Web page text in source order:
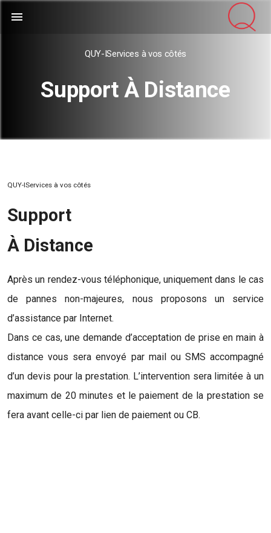
menu
QUY-IServices à vos côtés
Support À Distance
QUY-IServices à vos côtés
Support
À Distance
Après un rendez-vous téléphonique, uniquement dans le cas
de pannes non-majeures, nous proposons un service
d’assistance par Internet.
Dans ce cas, une demande d’acceptation de prise en main à
distance vous sera envoyé par mail ou SMS accompagné
d’un devis pour la prestation. L’intervention sera limitée à un
maximum de 20 minutes et le paiement de la prestation se
fera avant celle-ci par lien de paiement ou CB.